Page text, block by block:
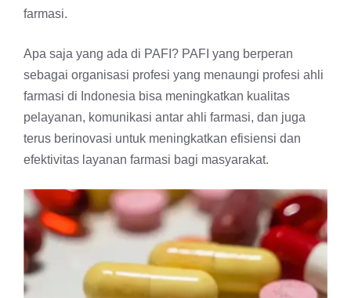
farmasi.
Apa saja yang ada di PAFI? PAFI yang berperan
sebagai organisasi profesi yang menaungi profesi ahli
farmasi di Indonesia bisa meningkatkan kualitas
pelayanan, komunikasi antar ahli farmasi, dan juga
terus berinovasi untuk meningkatkan efisiensi dan
efektivitas layanan farmasi bagi masyarakat.